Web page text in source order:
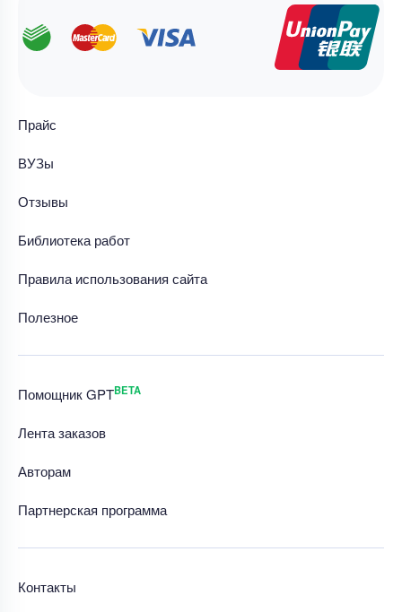
Прайс
ВУЗы
Отзывы
Библиотека работ
Правила использования сайта
Полезное
Помощник GPTBETA
Лента заказов
Авторам
Партнерская программа
Контакты